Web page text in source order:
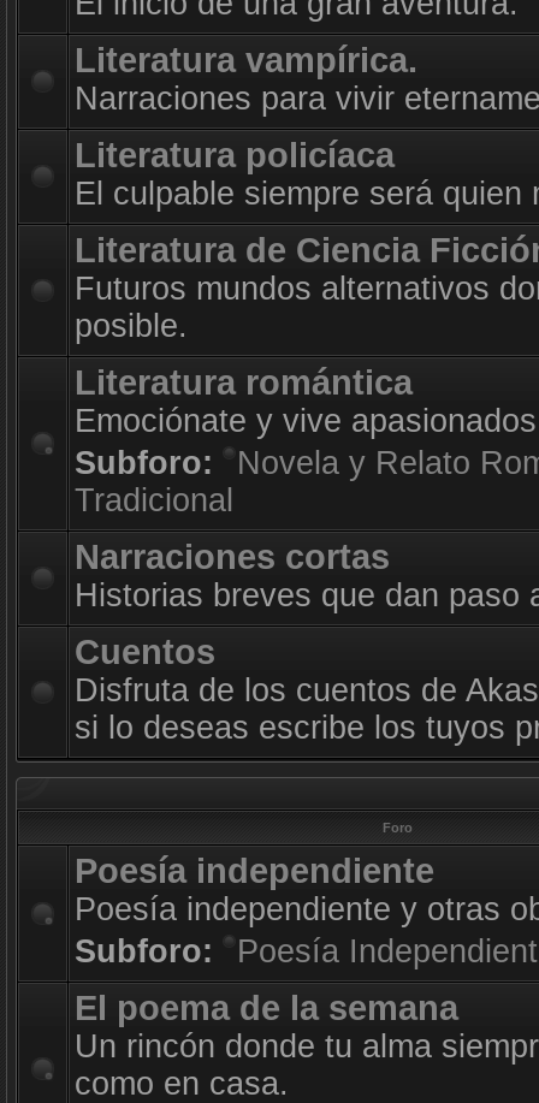
Literatura vampírica.
Narraciones para vivir
Literatura policíaca
El culpable siempre será quien
Literatura de Ciencia
Futuros mundos alternativos
posible.
Literatura romántica
Emociónate y vive
Subforo:
Novela y Relato
Tradicional
Narraciones cortas
Historias breves que dan paso
Cuentos
Disfruta de los cuentos de
si lo deseas escribe los tuyos
Foro
Poesía independiente
Poesía independiente y otras
Subforo:
Poesía
El poema de la semana
Un rincón donde tu alma
como en casa.